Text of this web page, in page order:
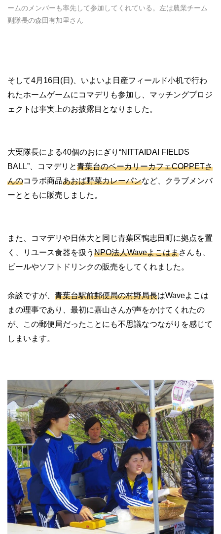
ームのメンバーも率先して参加してくれている。左は農業チーム
副隊長の森田有加里さん
そして4月16日(日)、いよいよ日産フィールド小机で行わ
れたホームゲームにコマデリも参加し、マッチングプロジ
ェクトは事実上のお披露目となりました。
大栗隊長による40個のおにぎり“NITTAIDAI FIELDS
BALL”、コマデリと青葉台のベーカリーカフェCOPPETさ
んのコラボ商品あおば野菜カレーパンなど、クラブメンバ
ーとともに販売しました。
また、コマデリや日体大と同じ青葉区鴨志田町に拠点を置
く、リユース食器を扱う NPO法人Waveよこはまさんも、
ビールやソフトドリンクの販売をしてくれました。
余談ですが、 青葉台駅前郵便局の村野局長はWaveよこは
まの理事であり、最初に嘉山さんが声をかけてくれたの
が、この郵便局だったことにも不思議なつながりを感じて
しまいます。